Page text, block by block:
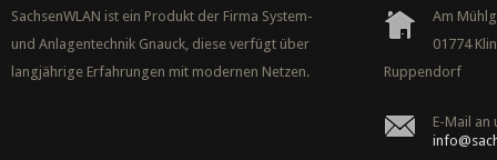
SachsenWLAN ist ein Produkt der Firma System-
und Anlagentechnik Gnauck, diese verfügt über
langjährige Erfahrungen mit modernen Netzen.
Am
01774
Ruppendorf
E-Mail an